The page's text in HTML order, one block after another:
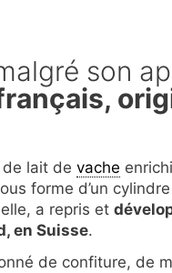
son
lait de vache
forme d’un
a repris et
en Suisse.
de confiture, de